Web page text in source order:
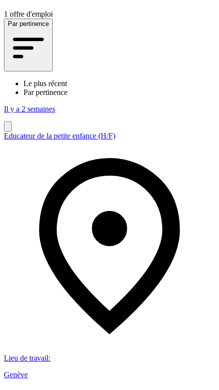
1 offre d'emploi
Par pertinence
Le plus récent
Par pertinence
Il y a 2 semaines
Educateur de la petite enfance (H/F)
Lieu de travail:
Genève